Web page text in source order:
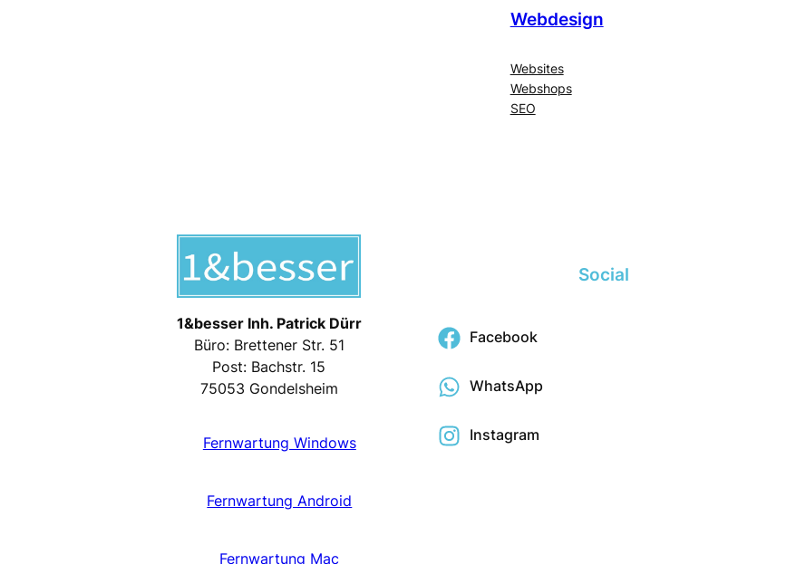
Webdesign
Websites
Webshops
SEO
1&besser Inh. Patrick Dürr
Büro: Brettener Str. 51
Post: Bachstr. 15
75053 Gondelsheim
Fernwartung Windows
Fernwartung Android
Fernwartung Mac
Social
Facebook
WhatsApp
Instagram